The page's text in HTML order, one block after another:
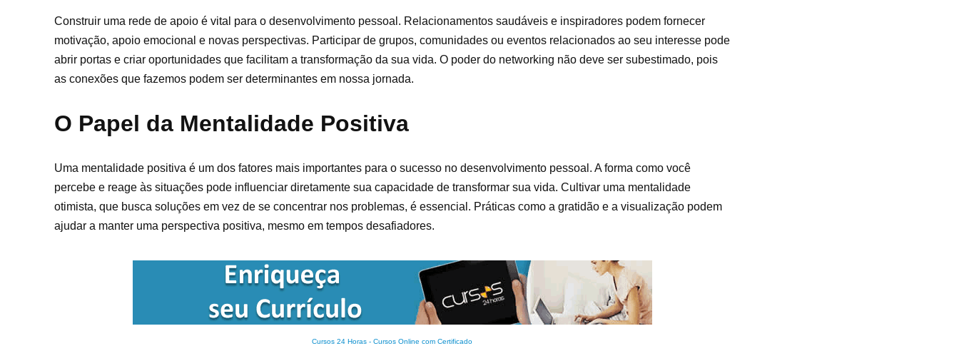
Construir uma rede de apoio é vital para o desenvolvimento pessoal. Relacionamentos saudáveis e inspiradores podem fornecer
motivação, apoio emocional e novas perspectivas. Participar de grupos, comunidades ou eventos relacionados ao seu interesse pode
abrir portas e criar oportunidades que facilitam a transformação da sua vida. O poder do networking não deve ser subestimado, pois
as conexões que fazemos podem ser determinantes em nossa jornada.
O Papel da Mentalidade Positiva
Uma mentalidade positiva é um dos fatores mais importantes para o sucesso no desenvolvimento pessoal. A forma como você
percebe e reage às situações pode influenciar diretamente sua capacidade de transformar sua vida. Cultivar uma mentalidade
otimista, que busca soluções em vez de se concentrar nos problemas, é essencial. Práticas como a gratidão e a visualização podem
ajudar a manter uma perspectiva positiva, mesmo em tempos desafiadores.
Cursos 24 Horas - Cursos Online com Certificado